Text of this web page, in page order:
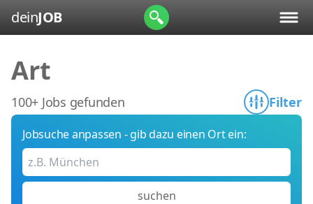
deinJOB
Art
100+ Jobs gefunden Filter
Jobsuche anpassen - gib dazu einen Ort ein:
suchen